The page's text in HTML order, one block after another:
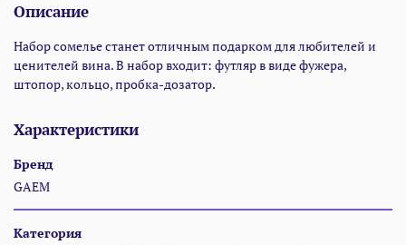
Описание
Набор сомелье станет отличным подарком для любителей и
ценителей вина. В набор входит: футляр в виде фужера,
штопор, кольцо, пробка-дозатор.
Характеристики
Бренд
GAEM
Категория